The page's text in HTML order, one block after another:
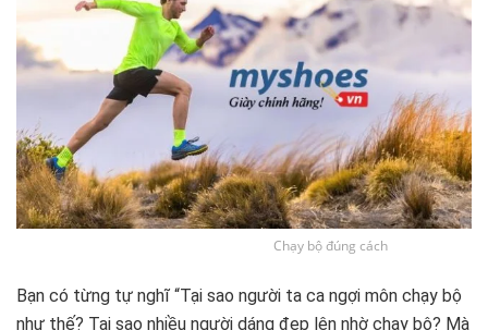
Chạy bộ đúng cách
Bạn có từng tự nghĩ “Tại sao người ta ca ngợi môn chạy bộ
như thế? Tại sao nhiều người dáng đẹp lên nhờ chạy bộ? Mà